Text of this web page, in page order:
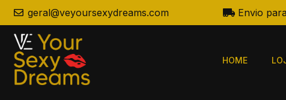
geral@veyoursexydreams.com Envio
HOME